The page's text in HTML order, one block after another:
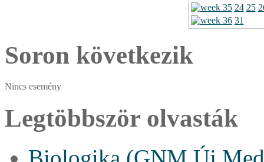
24 25
31
Soron következik
Nincs esemény
Legtöbbször olvasták